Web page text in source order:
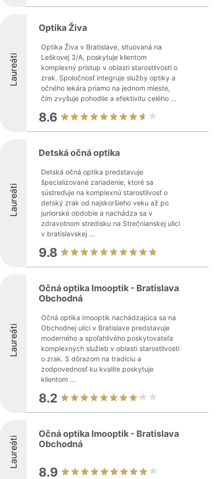
Laureáti
Optika Živa
Optika Živa v Bratislave, situovaná na
Leškovej 3/A, poskytuje klientom
komplexný prístup v oblasti starostlivosti o
zrak. Spoločnosť integruje služby optiky a
očného lekára priamo na jednom mieste,
čím zvyšuje pohodlie a efektivitu celého ...
8.6
Laureáti
Detská očná optika
Detská očná optika predstavuje
špecializované zariadenie, ktoré sa
sústreďuje na komplexnú starostlivosť o
detský zrak od najskoršieho veku až po
juniorské obdobie a nachádza sa v
zdravotnom stredisku na Strečnianskej ulici
v bratislavskej ...
9.8
Laureáti
Očná optika Imooptik - Bratislava
Obchodná
Očná optika Imooptik nachádzajúca sa na
Obchodnej ulici v Bratislave predstavuje
moderného a spoľahlivého poskytovateľa
komplexných služieb v oblasti starostlivosti
o zrak. S dôrazom na tradíciu a
zodpovednosť ku kvalite poskytuje
klientom ...
8.2
Laureáti
Očná optika Imooptik - Bratislava
Obchodná
8.9